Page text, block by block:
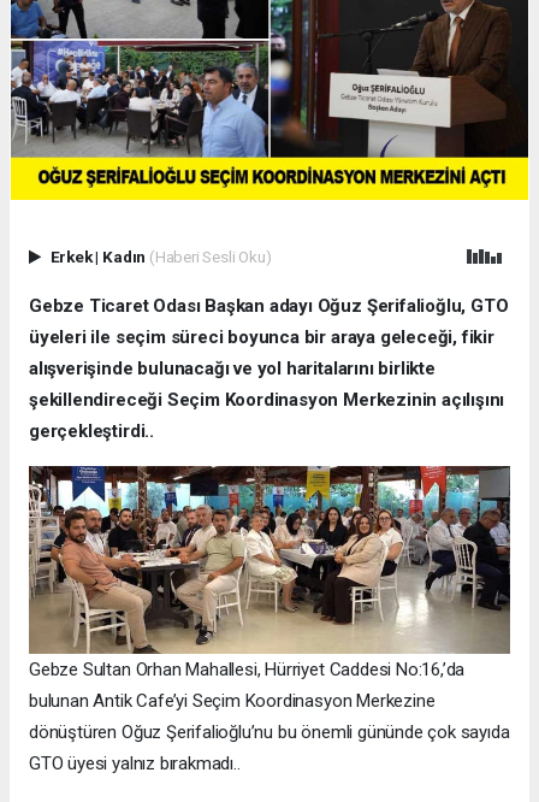
Erkek| Kadın (Haberi Sesli Oku)
Gebze Ticaret Odası Başkan adayı Oğuz Şerifalioğlu, GTO
üyeleri ile seçim süreci boyunca bir araya geleceği, fikir
alışverişinde bulunacağı ve yol haritalarını birlikte
şekillendireceği Seçim Koordinasyon Merkezinin açılışını
gerçekleştirdi..
Gebze Sultan Orhan Mahallesi, Hürriyet Caddesi No:16,’da
bulunan Antik Cafe’yi Seçim Koordinasyon Merkezine
dönüştüren Oğuz Şerifalioğlu’nu bu önemli gününde çok sayıda
GTO üyesi yalnız bırakmadı..